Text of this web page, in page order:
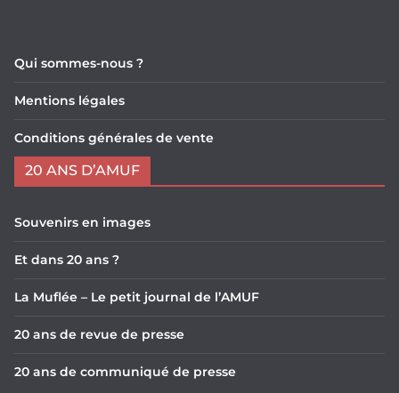
Qui sommes-nous ?
Mentions légales
Conditions générales de vente
20 ANS D’AMUF
Souvenirs en images
Et dans 20 ans ?
La Muflée – Le petit journal de l’AMUF
20 ans de revue de presse
20 ans de communiqué de presse